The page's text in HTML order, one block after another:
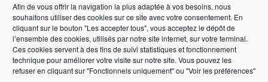
Afin de vous offrir la navigation la plus adaptée à vos besoins, nous
souhaitons utiliser des cookies sur ce site avec votre consentement. En
cliquant sur le bouton "Les accepter tous", vous acceptez le dépôt de
l’ensemble des cookies, utilisés par notre site internet, sur votre terminal.
Ces cookies servent à des fins de suivi statistiques et fonctionnement
technique pour améliorer votre visite sur notre site. Vous pouvez les
refuser en cliquant sur "Fonctionnels uniquement" ou "Voir les préférences"
Adresse Email